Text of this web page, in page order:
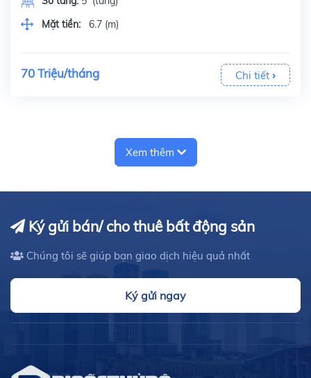
Mặt tiền:
6.7 (m)
70 Triệu/tháng Chi tiết
Xem thêm
Ký gửi bán/ cho thuê bất động sản
Chúng tôi sẽ giúp bạn giao dịch hiệu quả nhất
Ký gửi ngay